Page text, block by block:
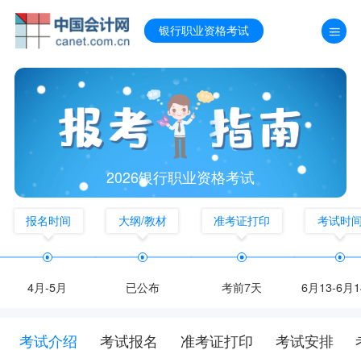
银行职业资格考试
2026银行职业资格考试
报名时间
4月-5月
大纲/教材
已公布
准考证打印
考前7天
考试时
6月13-6月
考试介绍 考试报名 准考证打印 考试安排